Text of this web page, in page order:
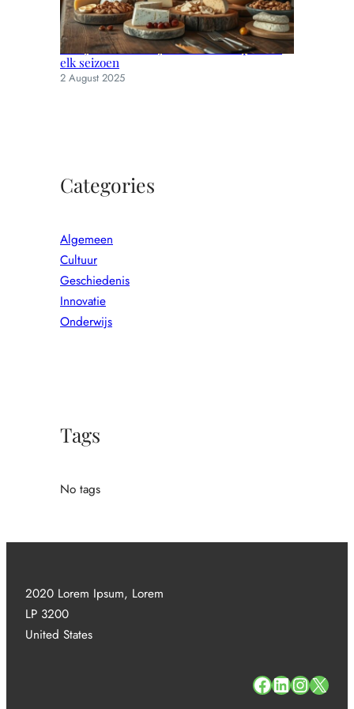
Hoe je muizen uit je huis houdt: tips voor
elk seizoen
2 August 2025
Categories
Algemeen
Cultuur
Geschiedenis
Innovatie
Onderwijs
Tags
No tags
2020 Lorem Ipsum, Lorem
LP 3200
United States
# # # #